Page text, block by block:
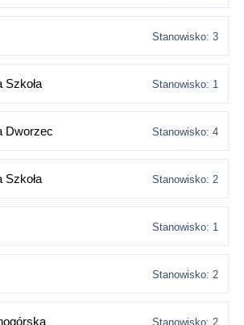
Stanowisko: 3
Szkoła Stanowisko: 1
Dworzec Stanowisko: 4
Szkoła Stanowisko: 2
Stanowisko: 1
Stanowisko: 2
Stanowisko: 2